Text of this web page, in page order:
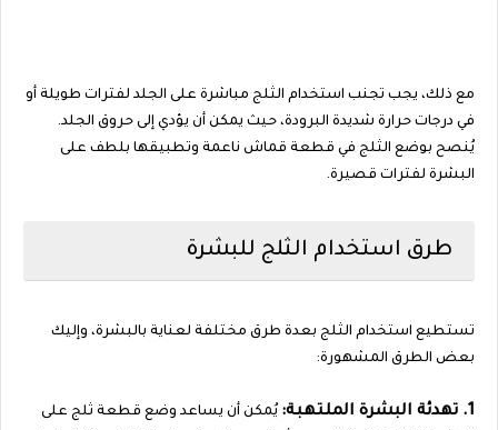
مع ذلك، يجب تجنب استخدام الثلج مباشرة على الجلد لفترات طويلة أو
في درجات حرارة شديدة البرودة، حيث يمكن أن يؤدي إلى حروق الجلد.
يُنصح بوضع الثلج في قطعة قماش ناعمة وتطبيقها بلطف على
البشرة لفترات قصيرة.
طرق استخدام الثلج للبشرة
تستطيع استخدام الثلج بعدة طرق مختلفة لعناية بالبشرة، وإليك
بعض الطرق المشهورة:
1. تهدئة البشرة الملتهبة:
يُمكن أن يساعد وضع قطعة ثلج على